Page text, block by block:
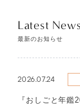
Latest News
最新のお知らせ
2026.07.24
『おしごと年